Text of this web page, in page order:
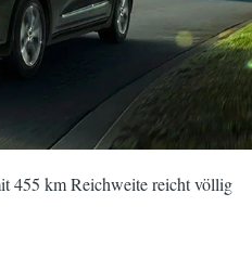
455 km Reichweite reicht völlig